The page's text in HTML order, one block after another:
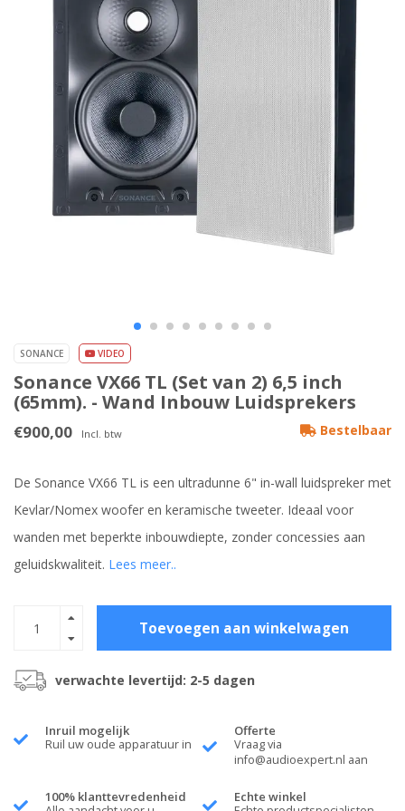
SONANCE VIDEO
Sonance VX66 TL (Set van 2) 6,5 inch
(65mm). - Wand Inbouw Luidsprekers
€900,00 Incl. btw Bestelbaar
De Sonance VX66 TL is een ultradunne 6" in-wall luidspreker met
Kevlar/Nomex woofer en keramische tweeter. Ideaal voor
wanden met beperkte inbouwdiepte, zonder concessies aan
geluidskwaliteit. Lees meer..
Toevoegen aan winkelwagen
verwachte levertijd: 2-5 dagen
Inruil mogelijk
Ruil uw oude apparatuur in
Offerte
Vraag via
info@audioexpert.nl aan
100% klanttevredenheid Echte winkel